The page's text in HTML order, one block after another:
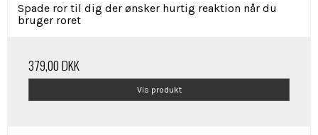
Spade ror til dig der ønsker hurtig reaktion når du
bruger roret
379,00 DKK
Vis produkt